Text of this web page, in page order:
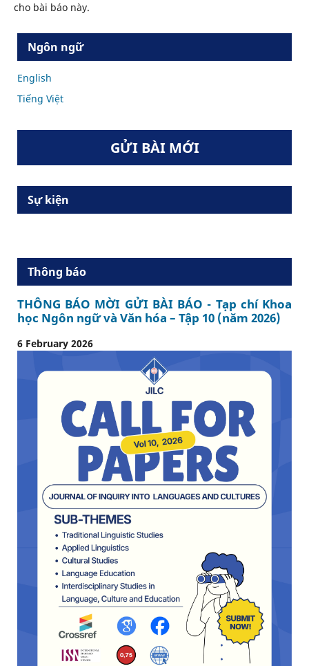
cho bài báo này.
Ngôn ngữ
English
Tiếng Việt
GỬI BÀI MỚI
Sự kiện
Thông báo
THÔNG BÁO MỜI GỬI BÀI BÁO - Tạp chí Khoa
học Ngôn ngữ và Văn hóa – Tập 10 (năm 2026)
6 February 2026